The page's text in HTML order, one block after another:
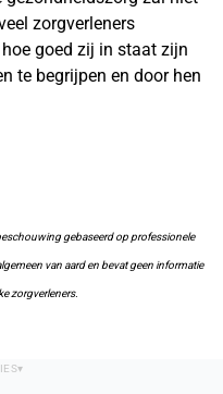
zorgverleners
goed zij in staat zijn
te begrijpen en door hen
gebaseerd op professionele
van aard en bevat geen informatie
zorgverleners.